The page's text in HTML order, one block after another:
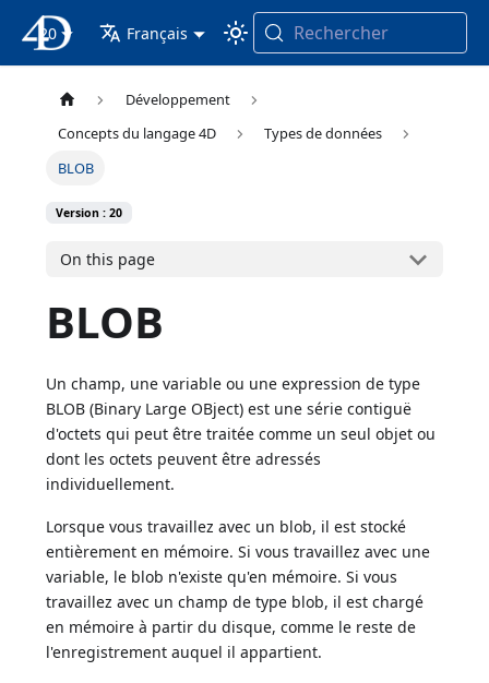
4D Documentation
20 Français Rechercher
Développement
Concepts du langage 4D
Types de données
BLOB
Version : 20
On this page
BLOB
Un champ, une variable ou une expression de type
BLOB (Binary Large OBject) est une série contiguë
d'octets qui peut être traitée comme un seul objet ou
dont les octets peuvent être adressés
individuellement.
Lorsque vous travaillez avec un blob, il est stocké
entièrement en mémoire. Si vous travaillez avec une
variable, le blob n'existe qu'en mémoire. Si vous
travaillez avec un champ de type blob, il est chargé
en mémoire à partir du disque, comme le reste de
l'enregistrement auquel il appartient.